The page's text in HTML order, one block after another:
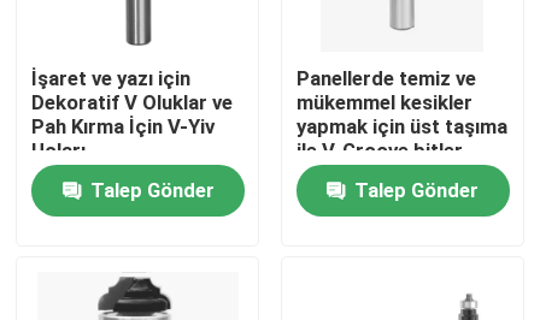
İşaret ve yazı için
Dekoratif V Oluklar ve
Pah Kırma İçin V-Yiv
Uçları
Talep Gönder
Panellerde temiz ve
mükemmel kesikler
yapmak için üst taşıma
ile V-Groove bitler
Talep Gönder